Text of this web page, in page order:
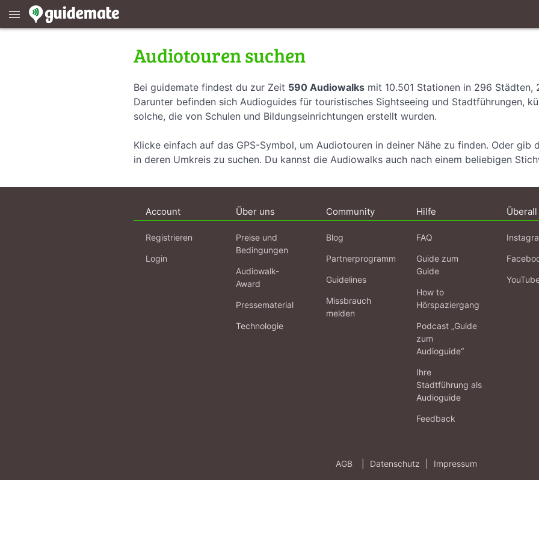
menu
Audiotouren suchen
Bei guidemate findest du zur Zeit 590 Audiowalks mit 10.501 Stationen in 296 Städten,
Darunter befinden sich Audioguides für touristisches Sightseeing und Stadtführungen,
solche, die von Schulen und Bildungseinrichtungen erstellt wurden.
Klicke einfach auf das GPS-Symbol, um Audiotouren in deiner Nähe zu finden. Oder gib
in deren Umkreis zu suchen. Du kannst die Audiowalks auch nach einem beliebigen
Account
Registrieren
Login
Über uns
Preise und
Bedingungen
Audiowalk-
Award
Pressematerial
Technologie
Community
Blog
Partnerprogramm
Guidelines
Missbrauch
melden
Hilfe
FAQ
Guide zum
Guide
How to
Hörspaziergang
Podcast „Guide
zum
Audioguide“
Ihre
Stadtführung als
Audioguide
Feedback
Überall
AGB Datenschutz Impressum